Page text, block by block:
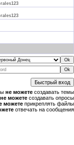
не можете создавать темы
не можете создавать опросы
можете прикреплять файлы
отвечать на сообщения